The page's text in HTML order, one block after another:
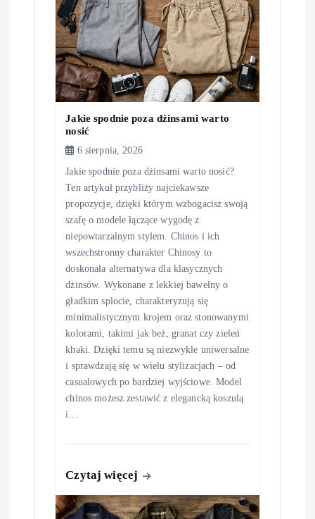
Jakie spodnie poza dżinsami warto
nosić
6 sierpnia, 2026
Jakie spodnie poza dżinsami warto nosić?
Ten artykuł przybliży najciekawsze
propozycje, dzięki którym wzbogacisz swoją
szafę o modele łączące wygodę z
niepowtarzalnym stylem. Chinos i ich
wszechstronny charakter Chinosy to
doskonała alternatywa dla klasycznych
dżinsów. Wykonane z lekkiej bawełny o
gładkim splocie, charakteryzują się
minimalistycznym krojem oraz stonowanymi
kolorami, takimi jak beż, granat czy zieleń
khaki. Dzięki temu są niezwykle uniwersalne
i sprawdzają się w wielu stylizacjach – od
casualowych po bardziej wyjściowe. Model
chinos możesz zestawić z elegancką koszulą
i…
Czytaj więcej